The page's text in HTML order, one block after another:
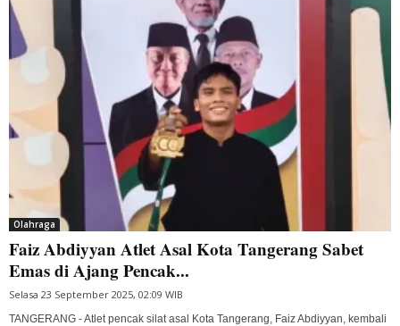
Olahraga
Faiz Abdiyyan Atlet Asal Kota Tangerang Sabet
Emas di Ajang Pencak...
Selasa 23 September 2025, 02:09 WIB
TANGERANG - Atlet pencak silat asal Kota Tangerang, Faiz Abdiyyan, kembali